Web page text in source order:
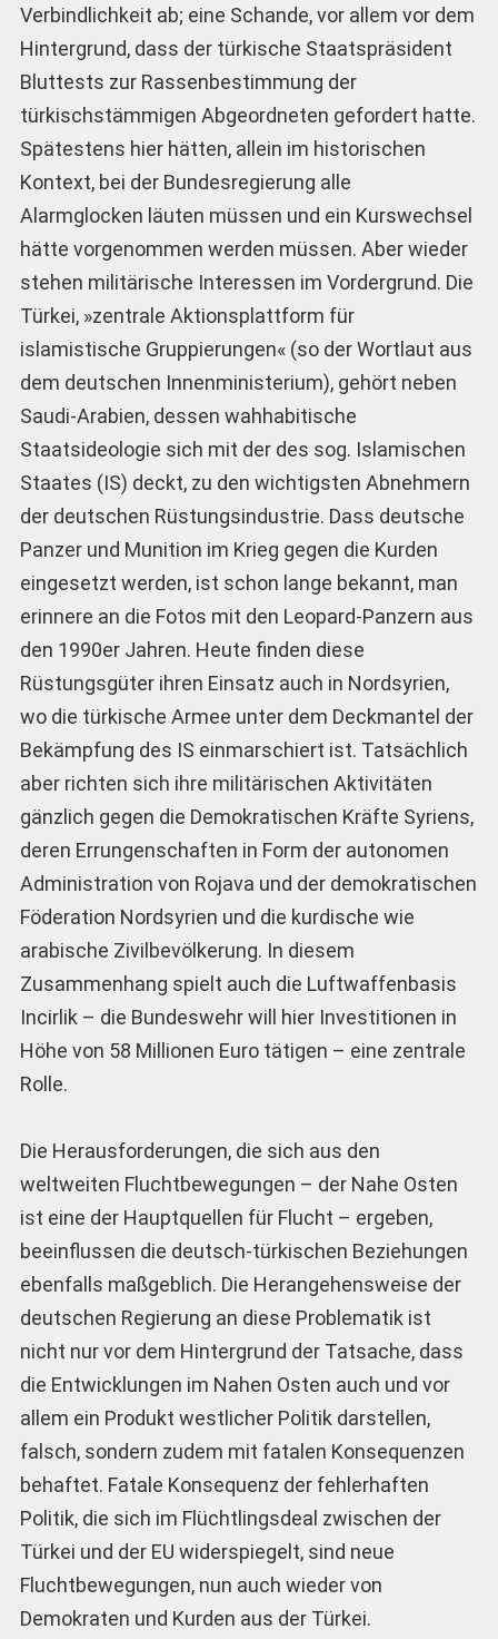
Verbindlichkeit ab; eine Schande, vor allem vor dem
Hintergrund, dass der türkische Staatspräsident
Bluttests zur Rassenbestimmung der
türkischstämmigen Abgeordneten gefordert hatte.
Spätestens hier hätten, allein im historischen
Kontext, bei der Bundesregierung alle
Alarmglocken läuten müssen und ein Kurswechsel
hätte vorgenommen werden müssen. Aber wieder
stehen militärische Interessen im Vordergrund. Die
Türkei, »zentrale Aktionsplattform für
islamistische Gruppierungen« (so der Wortlaut aus
dem deutschen Innenministerium), gehört neben
Saudi-Arabien, dessen wahhabitische
Staatsideologie sich mit der des sog. Islamischen
Staates (IS) deckt, zu den wichtigsten Abnehmern
der deutschen Rüstungsindustrie. Dass deutsche
Panzer und Munition im Krieg gegen die Kurden
eingesetzt werden, ist schon lange bekannt, man
erinnere an die Fotos mit den Leopard-Panzern aus
den 1990er Jahren. Heute finden diese
Rüstungsgüter ihren Einsatz auch in Nordsyrien,
wo die türkische Armee unter dem Deckmantel der
Bekämpfung des IS einmarschiert ist. Tatsächlich
aber richten sich ihre militärischen Aktivitäten
gänzlich gegen die Demokratischen Kräfte Syriens,
deren Errungenschaften in Form der autonomen
Administration von Rojava und der demokratischen
Föderation Nordsyrien und die kurdische wie
arabische Zivilbevölkerung. In diesem
Zusammenhang spielt auch die Luftwaffenbasis
Incirlik – die Bundeswehr will hier Investitionen in
Höhe von 58 Millionen Euro tätigen – eine zentrale
Rolle.
Die Herausforderungen, die sich aus den
weltweiten Fluchtbewegungen – der Nahe Osten
ist eine der Hauptquellen für Flucht – ergeben,
beeinflussen die deutsch-türkischen Beziehungen
ebenfalls maßgeblich. Die Herangehensweise der
deutschen Regierung an diese Problematik ist
nicht nur vor dem Hintergrund der Tatsache, dass
die Entwicklungen im Nahen Osten auch und vor
allem ein Produkt westlicher Politik darstellen,
falsch, sondern zudem mit fatalen Konsequenzen
behaftet. Fatale Konsequenz der fehlerhaften
Politik, die sich im Flüchtlingsdeal zwischen der
Türkei und der EU widerspiegelt, sind neue
Fluchtbewegungen, nun auch wieder von
Demokraten und Kurden aus der Türkei.